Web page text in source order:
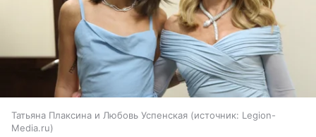
Татьяна Плаксина и Любовь Успенская источник: Legion-
Media.ru